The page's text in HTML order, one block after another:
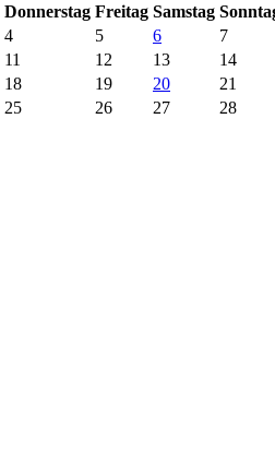
Donnerstag Freitag Samstag So
4 5 6
7
11 12 13
14
18 19 20
21
25 26 27
28